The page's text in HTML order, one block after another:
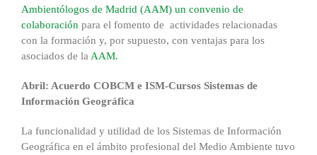
Ambientólogos de Madrid (AAM) un convenio de
colaboración para el fomento de actividades relacionadas
con la formación y, por supuesto, con ventajas para los
asociados de la AAM.
Abril: Acuerdo COBCM e ISM-Cursos Sistemas de
Información Geográfica
La funcionalidad y utilidad de los Sistemas de Información
Geográfica en el ámbito profesional del Medio Ambiente tuvo